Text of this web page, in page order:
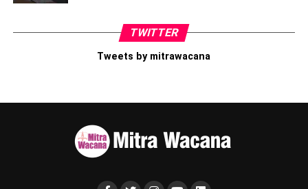
TWITTER
Tweets by mitrawacana